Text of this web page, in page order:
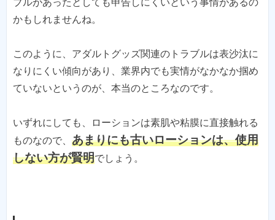
かもしれませんね。
このように、アダルトグッズ関連のトラブルは表沙汰に
なりにくい傾向があり、業界内でも実情がなかなか掴め
ていないというのが、本当のところなのです。
いずれにしても、ローションは素肌や粘膜に直接触れる
ものなので、 あまりにも古いローションは、使用
しない方が賢明でしょう。